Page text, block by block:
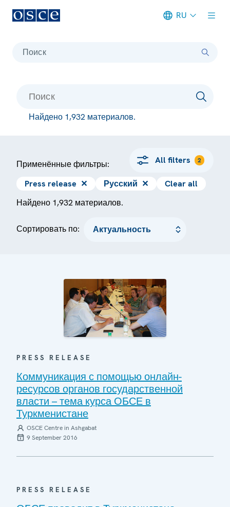
RU
Поиск
Найдено 1,932 материалов.
Применённые фильтры: All filters 2
Press release ✕ Русский ✕
Clear all
Найдено 1,932 материалов.
Сортировать по:
PRESS RELEASE
Коммуникация с помощью онлайн-
ресурсов органов государственной
власти – тема курса ОБСЕ в
Туркменистане
OSCE Centre in Ashgabat
9 September 2016
PRESS RELEASE